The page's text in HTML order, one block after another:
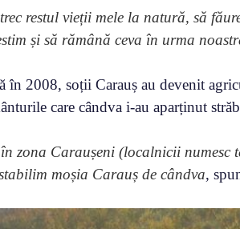
restul vieții mele la natură, să
și să rămână ceva în urma
în 2008, soții Carauș au devenit
care cândva i-au aparținut
zona Caraușeni (localnicii
moșia Carauș de cândva,